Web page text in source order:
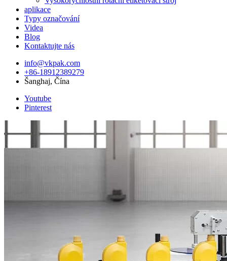
aplikace
Typy označování
Videa
Blog
Kontaktujte nás
info@vkpak.com
+86-18912389279
Šanghaj, Čína
Youtube
Pinterest